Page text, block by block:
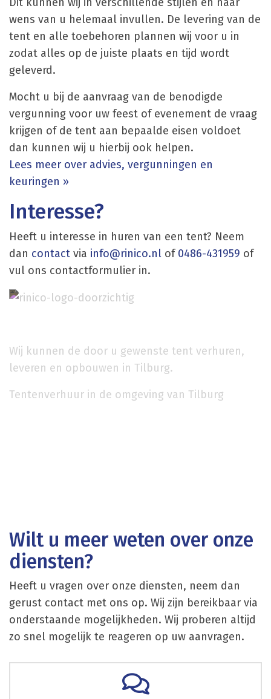
wens van u helemaal invullen. De levering van de
tent en alle toebehoren plannen wij voor u in
zodat alles op de juiste plaats en tijd wordt
geleverd.
Mocht u bij de aanvraag van de benodigde
vergunning voor uw feest of evenement de vraag
krijgen of de tent aan bepaalde eisen voldoet
dan kunnen wij u hierbij ook helpen.
Lees meer over advies, vergunningen en
keuringen »
Interesse?
Heeft u interesse in huren van een tent? Neem
dan contact via info@rinico.nl of0486-431959 of
vul ons contactformulier in.
Wij kunnen de door u gewenste tent verhuren,
leveren en opbouwen in Tilburg.
Tentenverhuur in de omgeving van Tilburg
Wilt u meer weten over onze
diensten?
Heeft u vragen over onze diensten, neem dan
gerust contact met ons op. Wij zijn bereikbaar via
onderstaande mogelijkheden. Wij proberen altijd
zo snel mogelijk te reageren op uw aanvragen.